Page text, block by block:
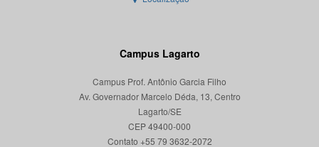
Campus Lagarto
Campus Prof. Antônio Garcia Filho
Av. Governador Marcelo Déda, 13, Centro
Lagarto/SE
CEP 49400-000